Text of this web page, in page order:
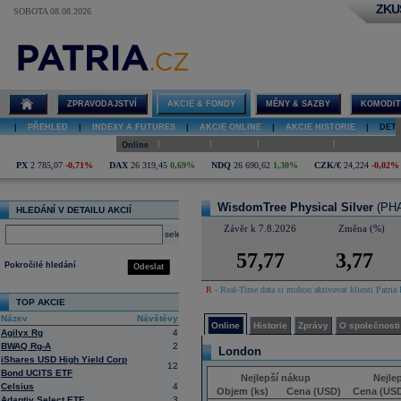
SOBOTA 08.08.2026
WisdomTree
ZPRAVODAJSTVÍ AKCIE & FONDY MĚNY & SAZBY
PŘEHLED INDEXY A FUTURES AKCIE ONLINE AKCIE HISTORIE
Online
PX 2 785,07 -0,71% DAX 26 319,45 0,69% NDQ 26 690,62 1,30% CZK/€ 24,224 -0,02%
HLEDÁNÍ V DETAILU AKCIÍ
select
Odeslat
Pokročilé hledání
TOP AKCIE
Název
Návštěvy
Agilyx Rg
4
BWAQ Rg-A
2
iShares USD High Yield Corp
Bond UCITS ETF
12
Celsius
4
WisdomTree Physical Silver
Závěr k 7.8.2026 Změna (%)
57,77 3,77
R - Real-Time data si mohou aktivovat klienti
Online Historie Zprávy O společnosti
London
Nejlepší nákup
Objem (ks)
Cena (USD)
Cena